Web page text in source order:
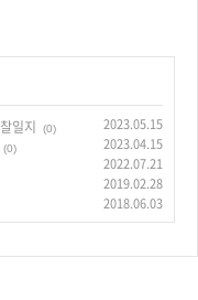
일지 (0) 2023.05.15
(0) 2023.04.15
2022.07.21
2019.02.28
2018.06.03